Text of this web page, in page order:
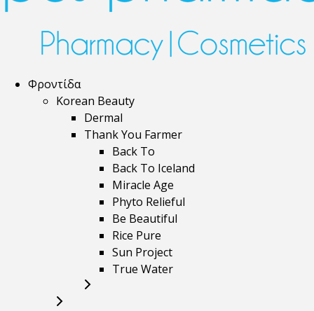
Φροντίδα
Korean Beauty
Dermal
Thank You Farmer
Back To
Back To Iceland
Miracle Age
Phyto Relieful
Be Beautiful
Rice Pure
Sun Project
True Water